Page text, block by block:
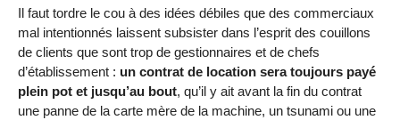
Il faut tordre le cou à des idées débiles que des commerciaux
mal intentionnés laissent subsister dans l’esprit des couillons
de clients que sont trop de gestionnaires et de chefs
d’établissement : un contrat de location sera toujours payé
plein pot et jusqu’au bout, qu’il y ait avant la fin du contrat
une panne de la carte mère de la machine, un tsunami ou une